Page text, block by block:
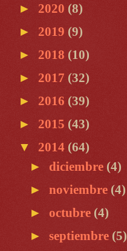
► 2020 (8)
► 2019 (9)
► 2018 (10)
► 2017 (32)
► 2016 (39)
► 2015 (43)
▼ 2014 (64)
► diciembre (4)
► noviembre (4)
► octubre (4)
► septiembre (5)